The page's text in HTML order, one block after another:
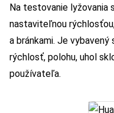
Na testovanie lyžovania
nastaviteľnou
a bránkami. Je
rýchlosť, polohu, uhol
používateľa.